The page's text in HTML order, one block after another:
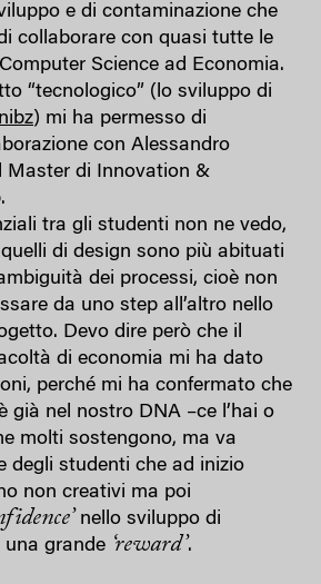
e di contaminazione che
collaborare con quasi tutte le
Science ad Economia.
“tecnologico” (lo sviluppo di
) mi ha permesso di
con Alessandro
Master di Innovation &
tra gli studenti non ne vedo,
di design sono più abituati
dei processi, cioè non
da uno step all’altro nello
Devo dire però che il
di economia mi ha dato
perché mi ha confermato che
già nel nostro DNA –ce l’hai o
molti sostengono, ma va
degli studenti che ad inizio
non creativi ma poi
nello sviluppo di
una grande ‘reward’.